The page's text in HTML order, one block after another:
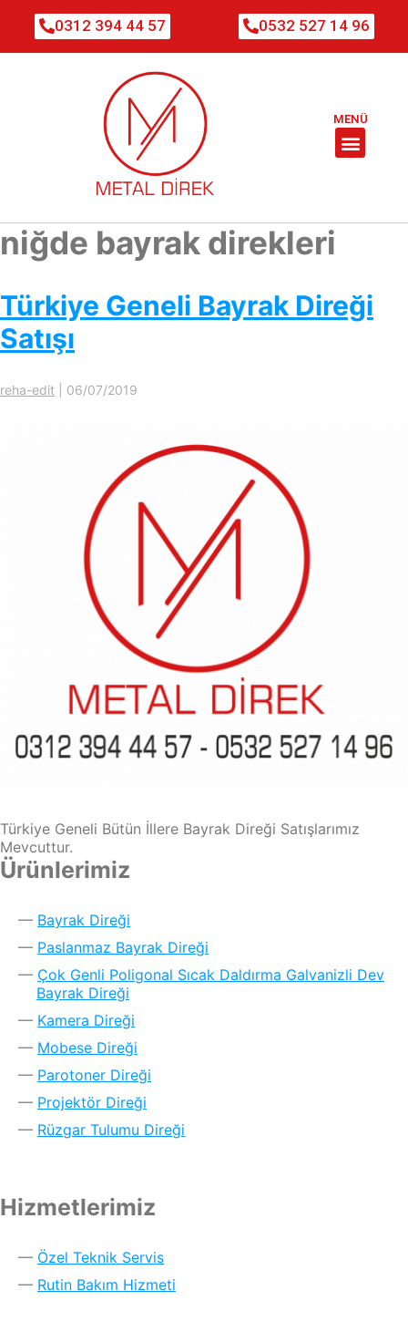
0312 394 44 57 0532 527 14 96
MENÜ
niğde bayrak direkleri
Türkiye Geneli Bayrak Direği
Satışı
reha-edit 06/07/2019
Türkiye Geneli Bütün İllere Bayrak Direği Satışlarımız
Mevcuttur.
Ürünlerimiz
Bayrak Direği
Paslanmaz Bayrak Direği
Çok Genli Poligonal Sıcak Daldırma Galvanizli Dev
Bayrak Direği
Kamera Direği
Mobese Direği
Parotoner Direği
Projektör Direği
Rüzgar Tulumu Direği
Hizmetlerimiz
Özel Teknik Servis
Rutin Bakım Hizmeti